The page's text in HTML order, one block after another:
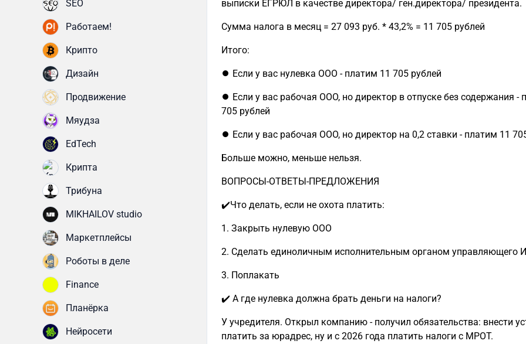
SEO
Работаем!
Крипто
Дизайн
Продвижение
Мяудза
EdTech
Крипта
Трибуна
MIKHAILOV studio
Маркетплейсы
Роботы в деле
Finance
Планёрка
Нейросети
выписки ЕГРЮЛ в качестве директора/ ген.директора/ президента.
Сумма налога в месяц = 27 093 руб. * 43,2% = 11 705 рублей
Итого:
⏺ Если у вас нулевка ООО - платим 11 705 рублей
⏺ Если у вас рабочая ООО, но директор в отпуске без содержания -
705 рублей
⏺ Если у вас рабочая ООО, но директор на 0,2 ставки - платим 11
Больше можно, меньше нельзя.
ВОПРОСЫ-ОТВЕТЫ-ПРЕДЛОЖЕНИЯ
✔️Что делать, если не охота платить:
1. Закрыть нулевую ООО
2. Сделать единоличным исполнительным органом управляющего
3. Поплакать
✔️ А где нулевка должна брать деньги на налоги?
У учредителя. Открыл компанию - получил обязательства: внести
платить за юрадрес, ну и с 2026 года платить налоги с МРОТ.